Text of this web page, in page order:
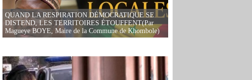
QUAND LA RESPIRATION DÉMOCRATIQUE SE
DISTEND, LES TERRITOIRES ÉTOUFFENT(Par
Magueye BOYE, Maire de la Commune de Khombole)